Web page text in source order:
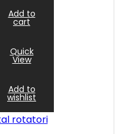
Add to
cart
Quick
View
Add to
wishlist
rotatori